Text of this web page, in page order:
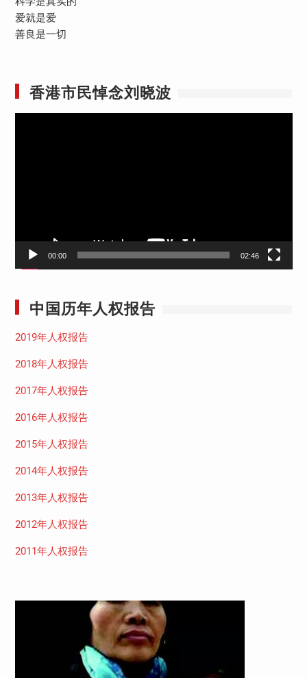
爱就是爱
善良是一切
香港市民悼念刘晓波
00:00 02:46
中国历年人权报告
2019年人权报告
2018年人权报告
2017年人权报告
2016年人权报告
2015年人权报告
2014年人权报告
2013年人权报告
2012年人权报告
2011年人权报告